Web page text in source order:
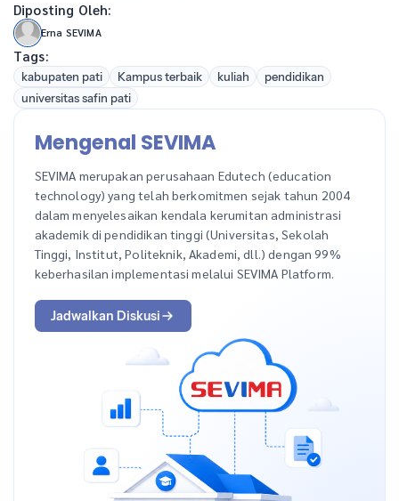
Diposting Oleh:
Erna SEVIMA
Tags:
kabupaten pati Kampus terbaik kuliah
pendidikan
universitas safin pati
Mengenal SEVIMA
SEVIMA merupakan perusahaan Edutech (education
technology) yang telah berkomitmen sejak tahun 2004
dalam menyelesaikan kendala kerumitan administrasi
akademik di pendidikan tinggi (Universitas, Sekolah
Tinggi, Institut, Politeknik, Akademi, dll.) dengan 99%
keberhasilan implementasi melalui SEVIMA Platform.
Jadwalkan Diskusi